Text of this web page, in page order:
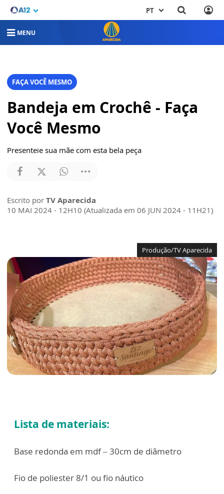
PT
MENU
FAÇA VOCÊ MESMO
Bandeja em Crochê - Faça
Você Mesmo
Presenteie sua mãe com esta bela peça
Escrito por TV Aparecida
10 MAI 2024 - 12H10 (Atualizada em 06 JUN 2024 - 11H21)
Produção/TV Aparecida
Lista de materiais:
Base redonda em mdf – 30cm de diâmetro
Fio de poliester 8/1 ou fio náutico